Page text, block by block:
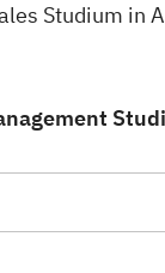
Studium in